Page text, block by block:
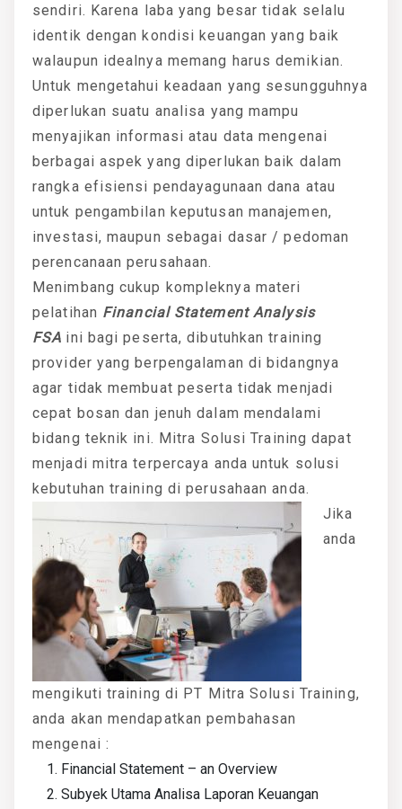
sendiri. Karena laba yang besar tidak selalu
identik dengan kondisi keuangan yang baik
walaupun idealnya memang harus demikian.
Untuk mengetahui keadaan yang sesungguhnya
diperlukan suatu analisa yang mampu
menyajikan informasi atau data mengenai
berbagai aspek yang diperlukan baik dalam
rangka efisiensi pendayagunaan dana atau
untuk pengambilan keputusan manajemen,
investasi, maupun sebagai dasar / pedoman
perencanaan perusahaan.
Menimbang cukup kompleknya materi
pelatihan Financial Statement Analysis
FSA ini bagi peserta, dibutuhkan training
provider yang berpengalaman di bidangnya
agar tidak membuat peserta tidak menjadi
cepat bosan dan jenuh dalam mendalami
bidang teknik ini. Mitra Solusi Training dapat
menjadi mitra terpercaya anda untuk solusi
kebutuhan training di perusahaan anda.
Jika
anda
mengikuti training di PT Mitra Solusi Training,
anda akan mendapatkan pembahasan
mengenai :
Financial Statement – an Overview
Subyek Utama Analisa Laporan Keuangan